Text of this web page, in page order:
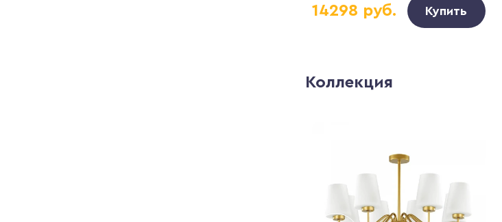
14298 руб. Купить
Коллекция